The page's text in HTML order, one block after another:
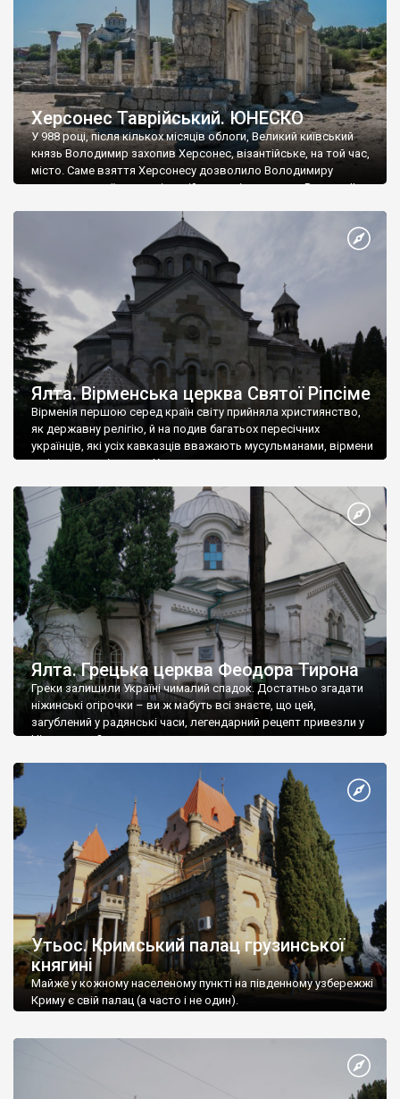
Херсонес Таврійський. ЮНЕСКО
У 988 році, після кількох місяців облоги, Великий київський
князь Володимир захопив Херсонес, візантійське, на той час,
місто. Саме взяття Херсонесу дозволило Володимиру
диктувати свої умови візантійському імператору Василю ІІ, та
Херсонесі Володимир-язичник, став Василем-християнином.
А потім було Хрещення Русі. На честь Херсонесу Таврійського
Ялта. Вірменська церква Святої Ріпсіме
Вірменія першою серед країн світу прийняла християнство,
як державну релігію, й на подив багатьох пересічних
українців, які усіх кавказців вважають мусульманами, вірмени
є відданими вірянами Христа
Ялта. Грецька церква Феодора Тирона
Греки залишили Україні чималий спадок. Достатньо згадати
ніжинські огірочки – ви ж мабуть всі знаєте, що цей,
загублений у радянські часи, легендарний рецепт привезли у
Ніжин греки?
Утьос. Кримський палац грузинської
княгині
Майже у кожному населеному пункті на південному узбережжі
Криму є свій палац (а часто і не один).